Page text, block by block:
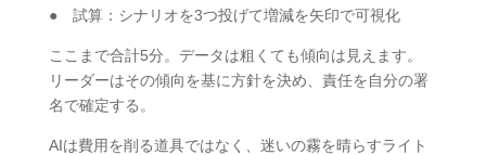
● 試算：シナリオを3つ投げて増減を矢印で可視化
ここまで合計5分。データは粗くても傾向は見えます。
リーダーはその傾向を基に方針を決め、責任を自分の署
名で確定する。
AIは費用を削る道具ではなく、迷いの霧を晴らすライト